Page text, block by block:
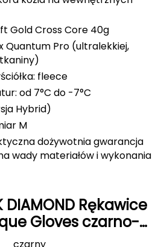
Gold Cross Core 40g
Quantum Pro (ultralekkiej,
fleece
od 7°C do -7°C
Hybrid)
M
dożywotnia gwarancja
wady materiałów i wykonania
DIAMOND Rękawice
Gloves czarno-
czarny